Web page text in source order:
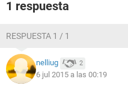
1 respuesta
RESPUESTA 1 / 1
nelliug 2
6 jul 2015 a las 00:19